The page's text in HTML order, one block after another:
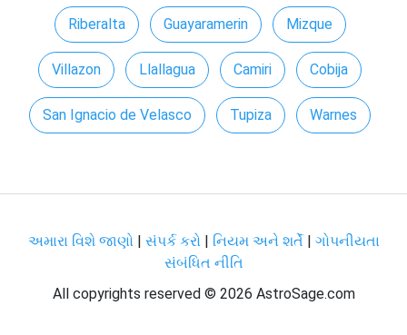
Riberalta Guayaramerin Mizque
Villazon Llallagua Camiri Cobija
San Ignacio de Velasco Tupiza Warnes
અમારા વિશે જાણો| સંપર્ક કરો નિયમ અને શર્તેં| ગોપનીયતા
સંબંધિત નીતિ
All copyrights reserved © 2026 AstroSage.com